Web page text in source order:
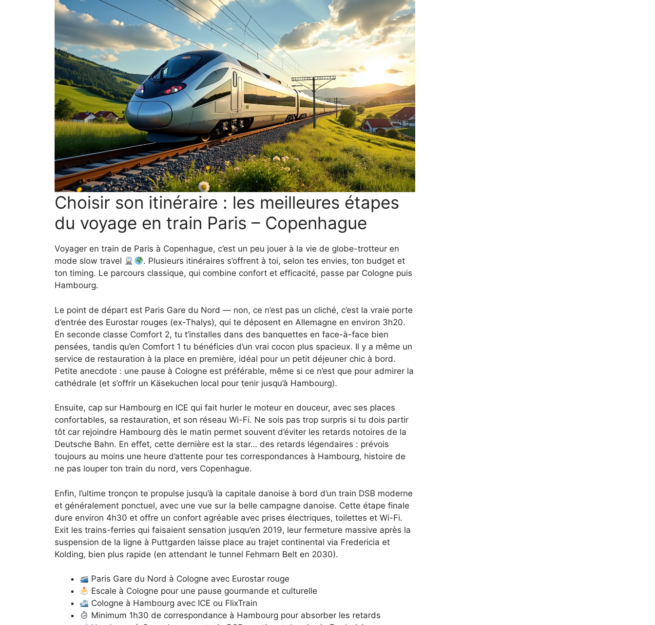
Choisir son itinéraire : les meilleures étapes
du voyage en train Paris – Copenhague
Voyager en train de Paris à Copenhague, c’est un peu jouer à la vie de globe-trotteur en
mode slow travel
. Plusieurs itinéraires s’offrent à toi, selon tes envies, ton budget et
ton timing. Le parcours classique, qui combine confort et efficacité, passe par Cologne puis
Hambourg.
Le point de départ est Paris Gare du Nord — non, ce n’est pas un cliché, c’est la vraie porte
d’entrée des Eurostar rouges (ex-Thalys), qui te déposent en Allemagne en environ 3h20.
En seconde classe Comfort 2, tu t’installes dans des banquettes en face-à-face bien
pensées, tandis qu’en Comfort 1 tu bénéficies d’un vrai cocon plus spacieux. Il y a même un
service de restauration à la place en première, idéal pour un petit déjeuner chic à bord.
Petite anecdote : une pause à Cologne est préférable, même si ce n’est que pour admirer la
cathédrale (et s’offrir un Käsekuchen local pour tenir jusqu’à Hambourg).
Ensuite, cap sur Hambourg en ICE qui fait hurler le moteur en douceur, avec ses places
confortables, sa restauration, et son réseau Wi-Fi. Ne sois pas trop surpris si tu dois partir
tôt car rejoindre Hambourg dès le matin permet souvent d’éviter les retards notoires de la
Deutsche Bahn. En effet, cette dernière est la star… des retards légendaires : prévois
toujours au moins une heure d’attente pour tes correspondances à Hambourg, histoire de
ne pas louper ton train du nord, vers Copenhague.
Enfin, l’ultime tronçon te propulse jusqu’à la capitale danoise à bord d’un train DSB moderne
et généralement ponctuel, avec une vue sur la belle campagne danoise. Cette étape finale
dure environ 4h30 et offre un confort agréable avec prises électriques, toilettes et Wi-Fi.
Exit les trains-ferries qui faisaient sensation jusqu’en 2019, leur fermeture massive après la
suspension de la ligne à Puttgarden laisse place au trajet continental via Fredericia et
Kolding, bien plus rapide (en attendant le tunnel Fehmarn Belt en 2030).
Paris Gare du Nord à Cologne avec Eurostar rouge
Escale à Cologne pour une pause gourmande et culturelle
Cologne à Hambourg avec ICE ou FlixTrain
Minimum 1h30 de correspondance à Hambourg pour absorber les retards